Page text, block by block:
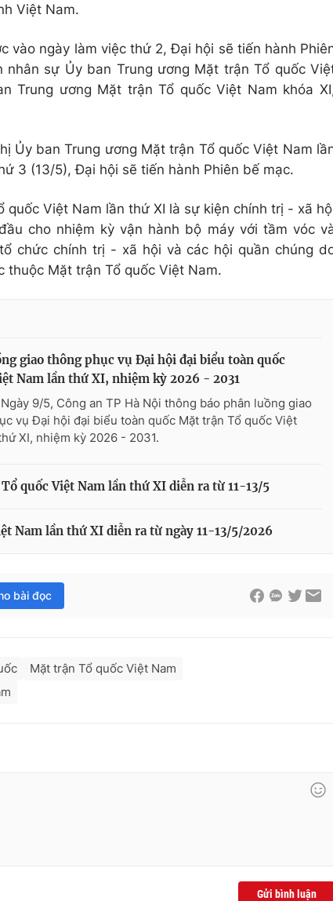
Việt Nam.
vào ngày làm việc thứ 2, Đại hội sẽ tiến hành
sự Ủy ban Trung ương Mặt trận Tổ quốc
Trung ương Mặt trận Tổ quốc Việt Nam khóa
Ủy ban Trung ương Mặt trận Tổ quốc Việt Nam
3 (13/5), Đại hội sẽ tiến hành Phiên bế mạc.
Việt Nam lần thứ XI là sự kiện chính trị - xã
cho nhiệm kỳ vận hành bộ máy với tầm vóc
chức chính trị - xã hội và các hội quần chúng
Mặt trận Tổ quốc Việt Nam.
giao thông phục vụ Đại hội đại biểu toàn quốc
Nam lần thứ XI, nhiệm kỳ 2026 - 2031
9/5, Công an TP Hà Nội thông báo phân luồng giao
vụ Đại hội đại biểu toàn quốc Mặt trận Tổ quốc Việt
XI, nhiệm kỳ 2026 - 2031.
quốc Việt Nam lần thứ XI diễn ra từ 11-13/5
Nam lần thứ XI diễn ra từ ngày 11-13/5/2026
bài đọc
Mặt trận Tổ quốc Việt Nam
Gửi bình luận